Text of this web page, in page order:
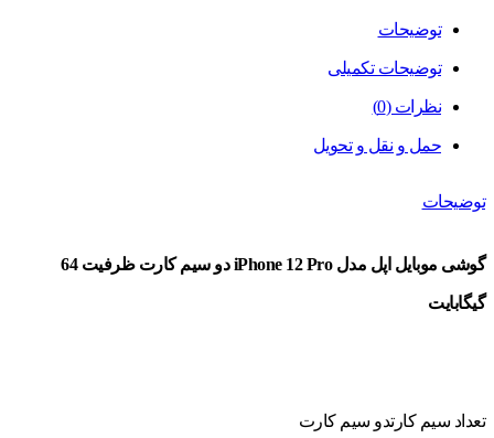
توضیحات
توضیحات تکمیلی
نظرات (0)
حمل و نقل و تحویل
توضیحات
گوشی موبایل اپل مدل iPhone 12 Pro دو سیم‌ کارت ظرفیت 64
گیگابایت
تعداد سیم کارتدو سیم کارت